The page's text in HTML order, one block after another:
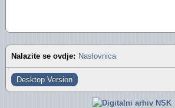
"Oazini" fotoalbumi na
Audio- i videozapisi na YouTubeu
Izvještaj za 2015. godinu
Izvještaj za 2014. godinu
Izvještaj za 2013. godinu
Izvještaj za 2012. godinu
Nalazite se ovdje: Naslovnica
Desktop Version